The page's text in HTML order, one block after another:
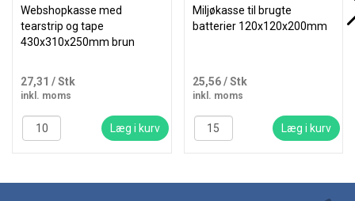
Webshopkasse med
tearstrip og tape
430x310x250mm brun
27,31 / Stk
inkl. moms
Læg i kurv
Miljøkasse til brugte
batterier 120x120x200mm
25,56/ Stk
inkl. moms
Læg i kurv